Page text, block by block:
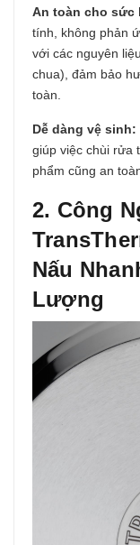
An toàn cho sức
tính, không phản
với các nguyên
chua), đảm bảo
toàn.
Dễ dàng vệ sinh:
giúp việc chùi rửa
phẩm cũng an
2. Công
Nấu
Lượng